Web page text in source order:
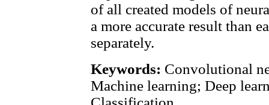
of all created models of
a more accurate result than
separately.
Keywords: Convolutional
Machine learning; Deep